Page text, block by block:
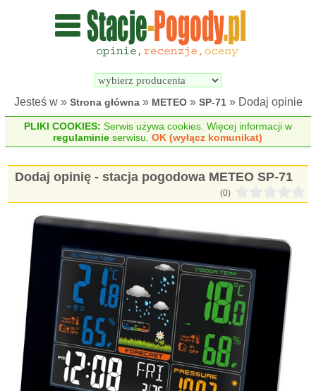
Wyszukiwarka
pogodowych
Jesteś w » Strona główna» METEO» SP-71» Dodaj opinie
PLIKI COOKIES: Serwis używa cookies. Więcej informacji w
regulaminie serwisu.OK (wyłącz komunikat)
Dodaj opinię - stacja pogodowa METEO SP-71
(0)